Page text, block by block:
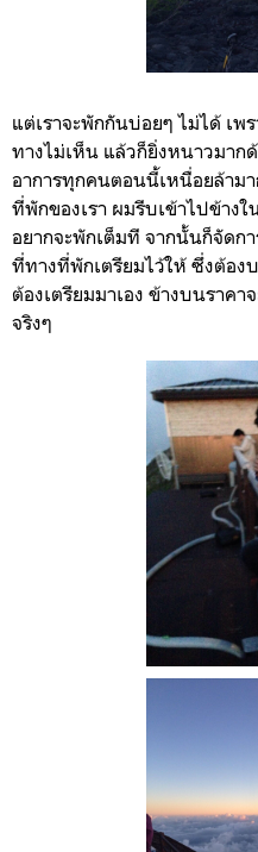
แต่เราจะพักกันบ่อยๆ ไม่ได้ เพ
ทางไม่เห็น แล้วก็ยิ่งหนาวมากด้
อาการทุกคนตอนนี้เหนื่อยล้าม
ที่พักของเรา ผมรีบเข้าไปข้างใ
อยากจะพักเต็มที จากนั้นก็จัดก
ที่ทางที่พักเตรียมไว้ให้ ซึ่งต้อง
ต้องเตรียมมาเอง ข้างบนราค
จริงๆ